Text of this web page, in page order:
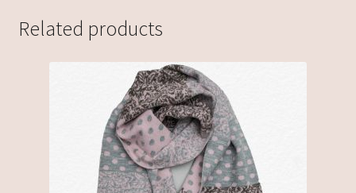
Related products